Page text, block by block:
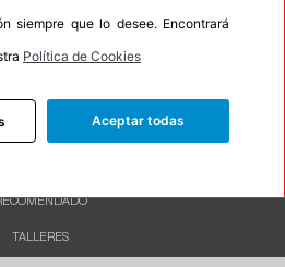
Información Eprel
INFORMACIÓN
TALLERES
siempre que lo desee. Encontrará
Política de Cookies
Aceptar todas